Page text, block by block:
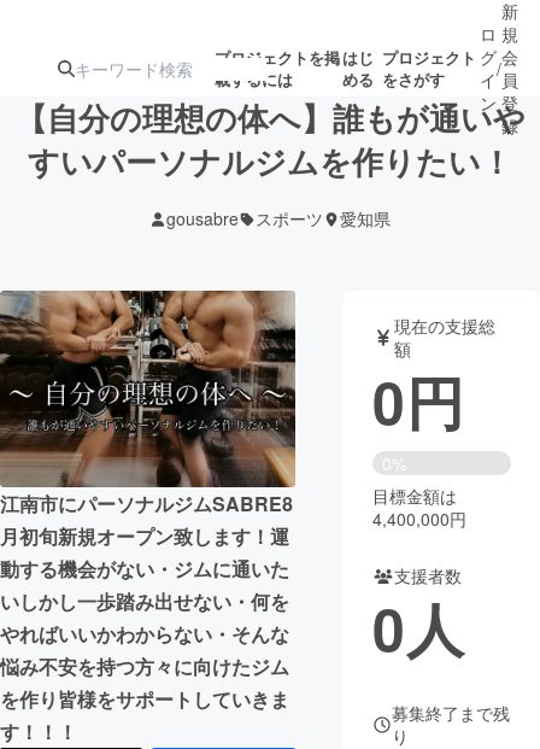
プロジェクトを掲
載するには
はじ
める
プロジェクト
をさがす
ジェクト
募集終了が近いプ
ロジェクト
アート・写真 音楽
テクノロジー・ガジェット ゲーム・サ
映像・映画 書籍・雑誌
ビジネス・起業 チャレンジ
まちづくり・地域活性化
CAMPFIRE for Social Good
CAMPFIRE Creation
CAMPFIREふるさと納税machi-ya
ロ
グ
イ
ン
/
新
規
会
員
登
録
【自分の理想の体へ】誰もが通いや
すいパーソナルジムを作りたい！
gousabre スポーツ 愛知県
江南市にパーソナルジムSABRE8
月初旬新規オープン致します！運
動する機会がない・ジムに通いた
いしかし一歩踏み出せない・何を
やればいいかわからない・そんな
悩み不安を持つ方々に向けたジム
を作り皆様をサポートしていきま
す！！！
現在の支援総
額
0円
0%
目標金額は
4,400,000円
支援者数
0人
募集終了まで残
り